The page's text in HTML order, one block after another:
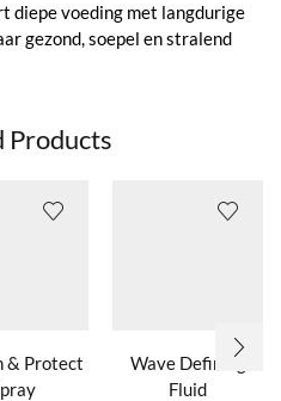
diepe voeding met langdurige
gezond, soepel en stralend
Products
& Protect
Wave Defining
Fluid